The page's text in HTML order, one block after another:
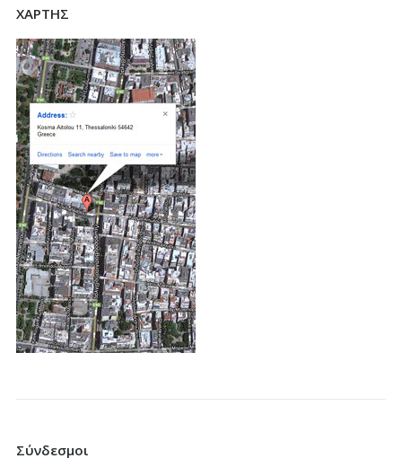
ΧΑΡΤΗΣ
Σύνδεσμοι